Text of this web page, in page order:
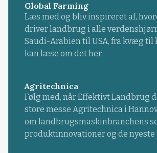
Global Farming
Læs med og bliv inspireret af,
driver landbrug i alle
Saudi-Arabien til USA, fra kvæg til
kan læse om det her.
Agritechnica
Følg med, når Effektivt Landbrug
store messe Agritechnica i
om landbrugsmaskinbranchens
produktinnovationer og de nyeste